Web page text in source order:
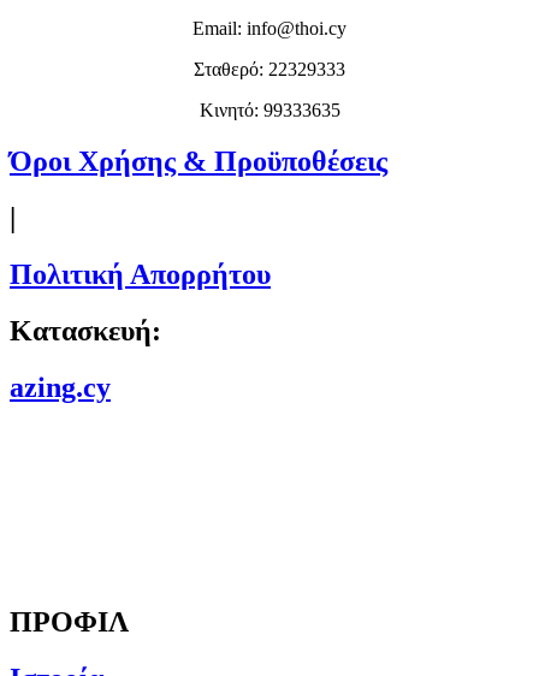
Email: info@thoi.cy
Σταθερό: 22329333
Κινητό: 99333635
Όροι Χρήσης & Προϋποθέσεις
|
Πολιτική Απορρήτου
Κατασκευή:
azing.cy
ΠΡΟΦΙΛ